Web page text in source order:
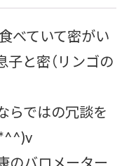
べていて密がい
子と密（リンゴの
ではの冗談を